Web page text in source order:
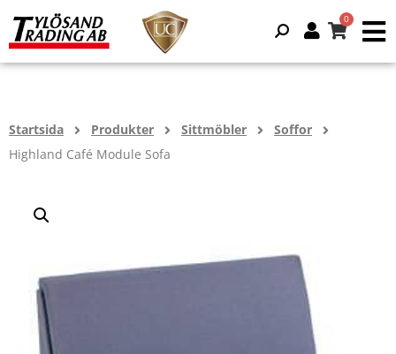
Startsida Produkter Sittmöbler
Soffor
Highland Café Module Sofa